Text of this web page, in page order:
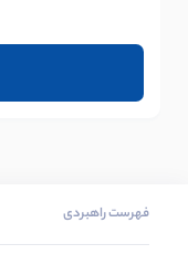
فهرست راهبردی